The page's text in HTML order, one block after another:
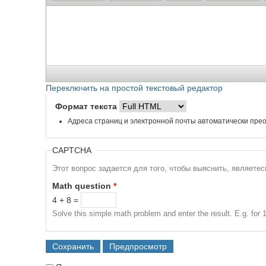
Переключить на простой текстовый редактор
Формат текста
Адреса страниц и электронной почты автоматически
CAPTCHA
Этот вопрос задается для того, чтобы выяснить,
Math question *
4 + 8 =
Solve this simple math problem and enter the result. E.g. for